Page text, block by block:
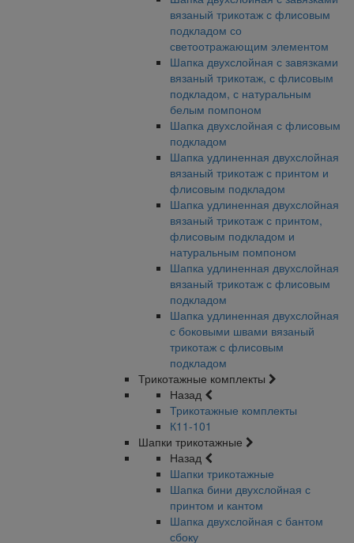
вязаный трикотаж с флисовым
подкладом со
светоотражающим элементом
Шапка двухслойная с завязками
вязаный трикотаж, с флисовым
подкладом, с натуральным
белым помпоном
Шапка двухслойная с флисовым
подкладом
Шапка удлиненная двухслойная
вязаный трикотаж с принтом и
флисовым подкладом
Шапка удлиненная двухслойная
вязаный трикотаж с принтом,
флисовым подкладом и
натуральным помпоном
Шапка удлиненная двухслойная
вязаный трикотаж с флисовым
подкладом
Шапка удлиненная двухслойная
с боковыми швами вязаный
трикотаж с флисовым
подкладом
Трикотажные комплекты
Назад
Трикотажные комплекты
К11-101
Шапки трикотажные
Назад
Шапки трикотажные
Шапка бини двухслойная с
принтом и кантом
Шапка двухслойная с бантом
сбоку